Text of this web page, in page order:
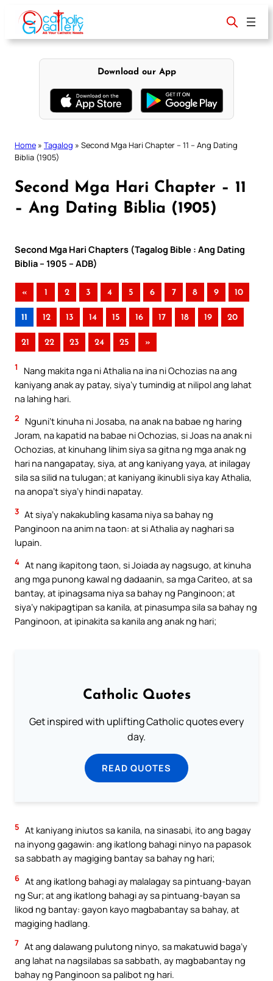
content
Download our App
Home » Tagalog » Second Mga Hari Chapter – 11 – Ang Dating
Biblia (1905)
Second Mga Hari Chapter – 11
– Ang Dating Biblia (1905)
Second Mga Hari Chapters (Tagalog Bible : Ang Dating
Biblia – 1905 – ADB)
« 1 2 3 4 5 6 7 8 9 10
11 12 13 14 15 16 17 18 19 20
21 22 23 24 25 »
1
Nang makita nga ni Athalia na ina ni Ochozias na ang
kaniyang anak ay patay, siya’y tumindig at nilipol ang lahat
na lahing hari.
2
Nguni’t kinuha ni Josaba, na anak na babae ng haring
Joram, na kapatid na babae ni Ochozias, si Joas na anak ni
Ochozias, at kinuhang lihim siya sa gitna ng mga anak ng
hari na nangapatay, siya, at ang kaniyang yaya, at inilagay
sila sa silid na tulugan; at kaniyang ikinubli siya kay Athalia,
na anopa’t siya’y hindi napatay.
3 At siya’y nakakubling kasama niya sa bahay ng
Panginoon na anim na taon: at si Athalia ay naghari sa
lupain.
4 At nang ikapitong taon, si Joiada ay nagsugo, at kinuha
ang mga punong kawal ng dadaanin, sa mga Cariteo, at sa
bantay, at ipinagsama niya sa bahay ng Panginoon; at
siya’y nakipagtipan sa kanila, at pinasumpa sila sa bahay ng
Panginoon, at ipinakita sa kanila ang anak ng hari;
Catholic Quotes
Get inspired with uplifting Catholic quotes every
day.
READ QUOTES
5 At kaniyang iniutos sa kanila, na sinasabi, ito ang bagay
na inyong gagawin: ang ikatlong bahagi ninyo na papasok
sa sabbath ay magiging bantay sa bahay ng hari;
6 At ang ikatlong bahagi ay malalagay sa pintuang-bayan
ng Sur; at ang ikatlong bahagi ay sa pintuang-bayan sa
likod ng bantay: gayon kayo magbabantay sa bahay, at
magiging hadlang.
7 At ang dalawang pulutong ninyo, sa makatuwid baga’y
ang lahat na nagsilabas sa sabbath, ay magbabantay ng
bahay ng Panginoon sa palibot ng hari.